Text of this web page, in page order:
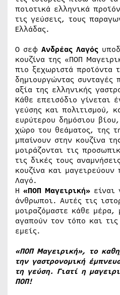
ποιοτικά ελληνικά
τις γεύσεις, τους
Ελλάδας.
Ο σεφ Ανδρέας Λαγός
κουζίνα της «ΠΟΠ
πιο ξεχωριστά προϊόντα
δημιουργώντας συνταγές
αξία της ελληνικής
Κάθε επεισόδιο γίνεται
γεύσης και πολιτισμού,
ευρύτερου δημόσιου
χώρο του θεάματος, της
μπαίνουν στην κουζίνα
μοιράζονται τις
τις δικές τους
κουζίνα και
Λαγό.
Η «ΠΟΠ Μαγειρική» είναι
άνθρωποι. Αυτές τις
μοιραζόμαστε κάθε μέρα,
αγαπούν τον τόπο και
εμείς.
«ΠΟΠ Μαγειρική», το
την γαστρονομική
τη γεύση. Γιατί η
ΠΟΠ!